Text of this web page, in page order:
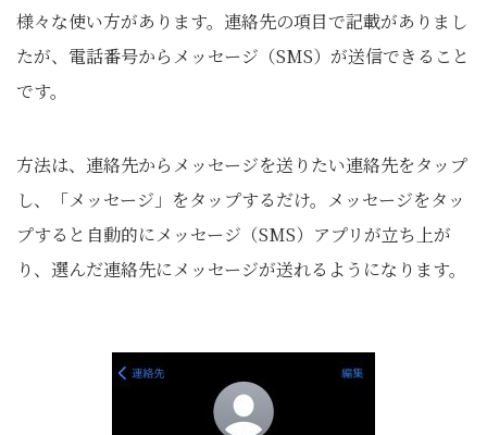
様々な使い方があります。連絡先の項目で記載がありまし
たが、電話番号からメッセージ（SMS）が送信できること
です。
方法は、連絡先からメッセージを送りたい連絡先をタップ
し、「メッセージ」をタップするだけ。メッセージをタッ
プすると自動的にメッセージ（SMS）アプリが立ち上が
り、選んだ連絡先にメッセージが送れるようになります。